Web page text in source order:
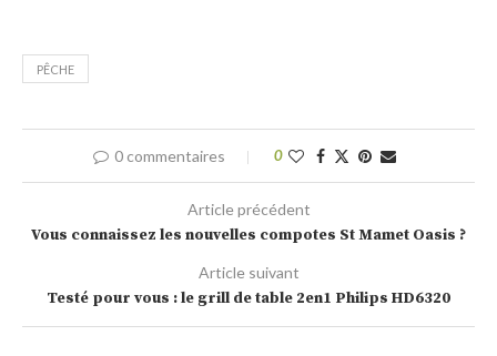
PÊCHE
0 commentaires 0
Article précédent
Vous connaissez les nouvelles compotes St Mamet Oasis ?
Article suivant
Testé pour vous : le grill de table 2en1 Philips HD6320